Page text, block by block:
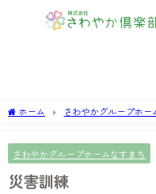
ホーム さわやかグループホー
さわやかグループホームなすまち
災害訓練